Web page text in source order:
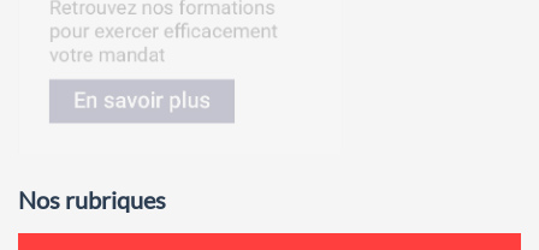
Nos rubriques